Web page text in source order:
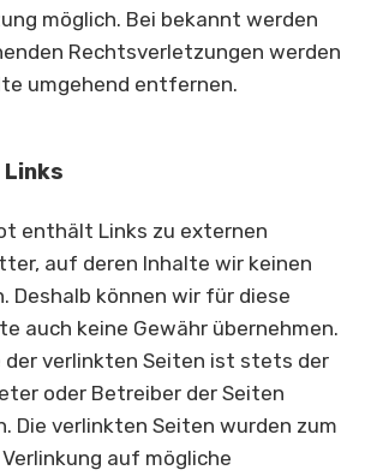
möglich. Bei bekannt werden
Rechtsverletzungen werden
umgehend entfernen.
enthält Links zu externen
auf deren Inhalte wir keinen
Deshalb können wir für diese
auch keine Gewähr übernehmen.
der verlinkten Seiten ist stets der
oder Betreiber der Seiten
Die verlinkten Seiten wurden zum
auf mögliche